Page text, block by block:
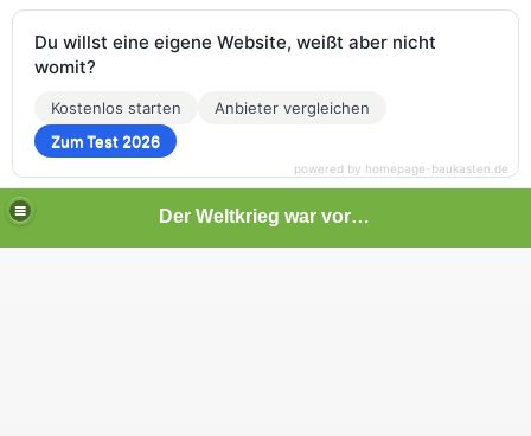
Der Weltkrieg war vor deiner Tür
Du willst eine eigene Website, weißt aber nicht
womit?
Kostenlos starten
Anbieter vergleichen
Zum Test 2026
powered by homepage-baukasten.de